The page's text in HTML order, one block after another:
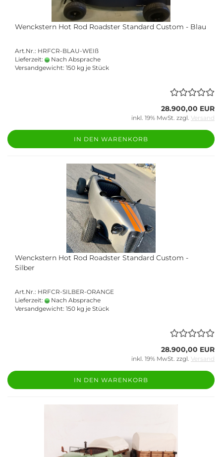
Wenckstern Hot Rod Roadster Standard Custom - Blau
Art.Nr.: HRFCR-BLAU-WEIß
Lieferzeit:
Nach Absprache
Versandgewicht: 150 kg je Stück
28.900,00 EUR
inkl. 19% MwSt. zzgl. Versand
IN DEN WARENKORB
Wenckstern Hot Rod Roadster Standard Custom -
Silber
Art.Nr.: HRFCR-SILBER-ORANGE
Lieferzeit:
Nach Absprache
Versandgewicht: 150 kg je Stück
28.900,00 EUR
inkl. 19% MwSt. zzgl. Versand
IN DEN WARENKORB